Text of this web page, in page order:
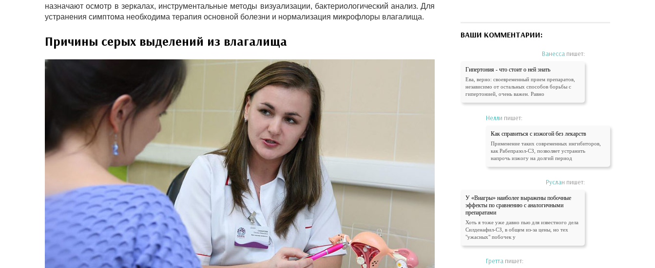
назначают осмотр в зеркалах, инструментальные методы визуализации, бактериологический анализ. Для
устранения симптома необходима терапия основной болезни и нормализация микрофлоры влагалища.
Причины серых выделений из влагалища ВАШИ КОММЕНТАРИИ:
Ванесса пишет:
Гипертония - что стоит о ней знать
Ева, верно: своевременный прием препаратов,
независимо от остальных способов борьбы с
гипертонией, очень важен. Равно
Нелли пишет:
Как справиться с изжогой без лекарств
Применение таких современных ингибиторов,
как Рабепразол-СЗ, позволяет устранить
напрочь изжогу на долгий период
Руслан пишет:
У «Виагры» наиболее выражены побочные
эффекты по сравнению с аналогичными
препаратами
Хоть я тоже уже давно пью для известного дела
Силденафил-СЗ, в общем из-за цены, но тех
"ужасных" побочек у
Гретта пишет: